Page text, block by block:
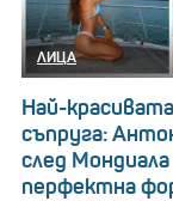
ЛИЦА
Най-
съпруга:
след
перфектна